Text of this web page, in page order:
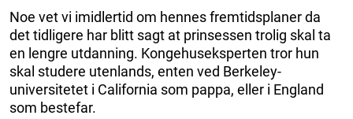
Noe vet vi imidlertid om hennes fremtidsplaner da
det tidligere har blitt sagt at prinsessen trolig skal ta
en lengre utdanning. Kongehuseksperten tror hun
skal studere utenlands, enten ved Berkeley-
universitetet i California som pappa, eller i England
som bestefar.